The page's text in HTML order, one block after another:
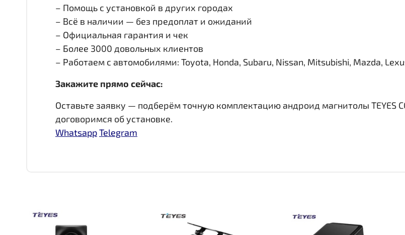
– Помощь с установкой в других городах
– Всё в наличии — без предоплат и ожиданий
– Официальная гарантия и чек
– Более 3000 довольных клиентов
– Работаем с автомобилями: Toyota, Honda, Subaru, Nissan, Mitsubishi, Mazda,
Закажите прямо сейчас:
Оставьте заявку — подберём точную комплектацию андроид магнитолы TEYES
договоримся об установке.
WhatsappTelegram